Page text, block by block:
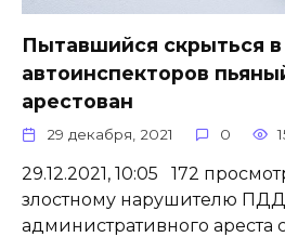
Пытавшийся скрыться
автоинспекторов
арестован
29 декабря, 2021 0
29.12.2021, 10:05 172
злостному нарушителю ПДД
административного ареста